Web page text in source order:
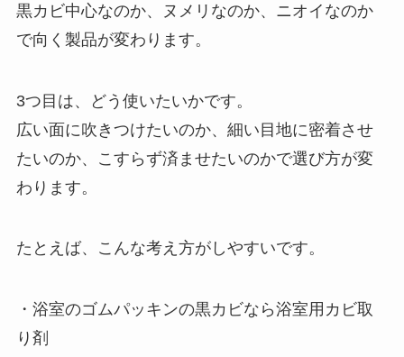
黒カビ中心なのか、ヌメリなのか、ニオイなのか
で向く製品が変わります。
3つ目は、どう使いたいかです。
広い面に吹きつけたいのか、細い目地に密着させ
たいのか、こすらず済ませたいのかで選び方が変
わります。
たとえば、こんな考え方がしやすいです。
・浴室のゴムパッキンの黒カビなら浴室用カビ取
り剤